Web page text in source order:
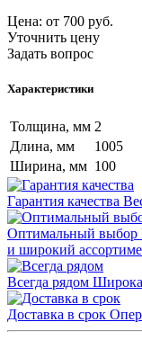
Цена: от 700 руб.
Уточнить цену
Задать вопрос
Характеристики
Толщина, мм 2
Длина, мм
1005
Ширина, мм 100
Гарантия качества
Оптимальный выбор
и широкий
Всегда рядом
Доставка в срок